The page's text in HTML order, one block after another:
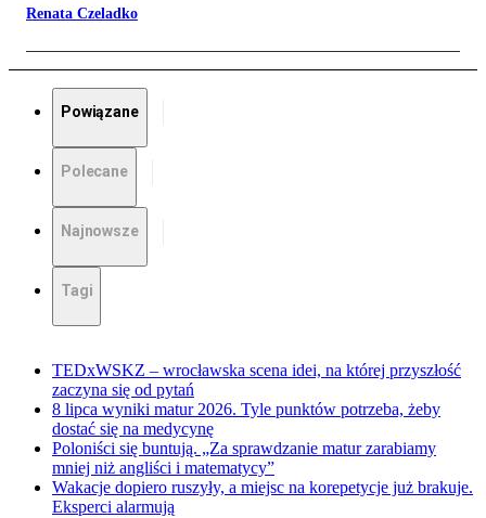
Renata Czeladko
Powiązane
Polecane
Najnowsze
Tagi
TEDxWSKZ – wrocławska scena idei, na której przyszłość
zaczyna się od pytań
8 lipca wyniki matur 2026. Tyle punktów potrzeba, żeby
dostać się na medycynę
Poloniści się buntują. „Za sprawdzanie matur zarabiamy
mniej niż angliści i matematycy”
Wakacje dopiero ruszyły, a miejsc na korepetycje już brakuje.
Eksperci alarmują